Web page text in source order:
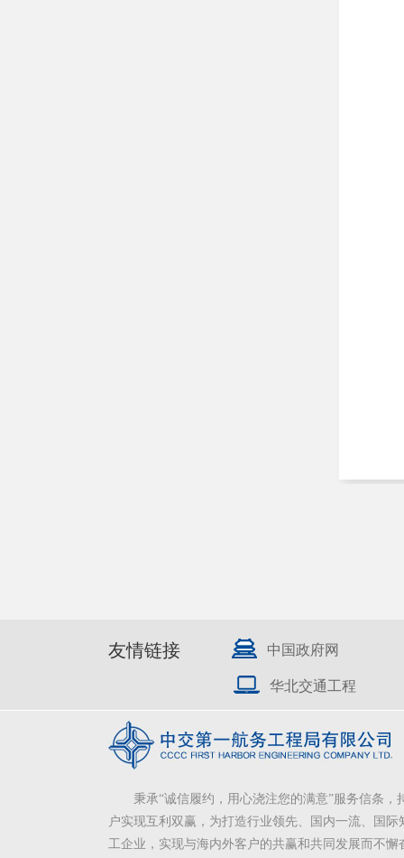
友情链接 中国政府网
华北交通工程
秉承“诚信履约，用心浇注您的满意”服务信条，
户实现互利双赢，为打造行业领先、国内一流、国际
工企业，实现与海内外客户的共赢和共同发展而不懈